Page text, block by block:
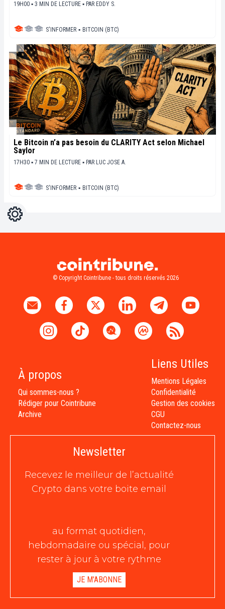
19H00 ▪ 3 MIN DE LECTURE ▪ PAR EDDY S.
S'INFORMER ▪ BITCOIN (BTC)
Le Bitcoin n’a pas besoin du CLARITY Act selon Michael
Saylor
17H30 ▪ 7 MIN DE LECTURE ▪ PAR LUC JOSE A.
S'INFORMER ▪ BITCOIN (BTC)
Réglages
© Copyright Cointribune - tous droits réservés 2026
À propos
Qui sommes-nous ?
Rédiger pour Cointribune
Archive
Liens Utiles
Mentions Légales
Confidentialité
Gestion des cookies
CGU
Contactez-nous
Newsletter
Recevez le meilleur de l’actualité
Crypto dans votre boite email
au format quotidien,
hebdomadaire ou spécial, pour
rester à jour à votre rythme
JE M'ABONNE